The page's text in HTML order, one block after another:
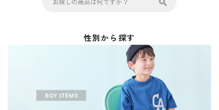
性別から探す